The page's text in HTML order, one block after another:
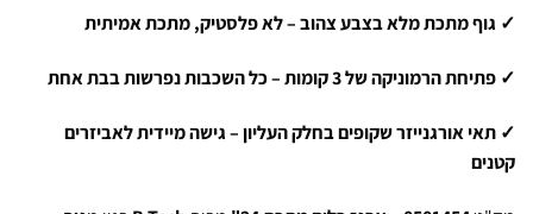
מתכת מלא בצבע צהוב – לא פלסטיק, מתכת אמיתית
של 3 קומות – כל השכבות נפרשות בבת אחת
אורגנייזר שקופים בחלק העליון – גישה מיידית לאביזרים